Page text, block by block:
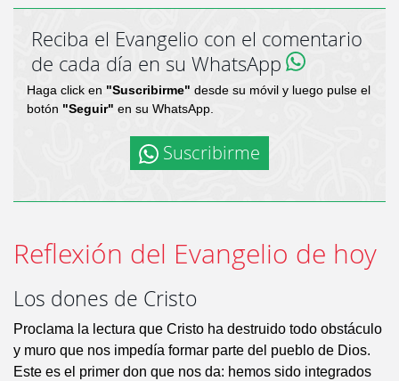
Reciba el Evangelio con el comentario
de cada día en su WhatsApp
Haga click en "Suscribirme" desde su móvil y luego pulse el
botón "Seguir" en su WhatsApp.
Suscribirme
Reflexión del Evangelio de hoy
Los dones de Cristo
Proclama la lectura que Cristo ha destruido todo obstáculo
y muro que nos impedía formar parte del pueblo de Dios.
Este es el primer don que nos da: hemos sido integrados